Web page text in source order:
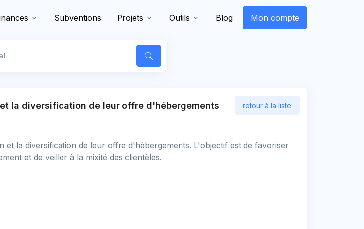
Subventions Projets Outils Blog Mon compte
la diversification de leur offre d'hébergements retour à la liste
et la diversification de leur offre d'hébergements. L'objectif est de favoriser
et de veiller à la mixité des clientèles.